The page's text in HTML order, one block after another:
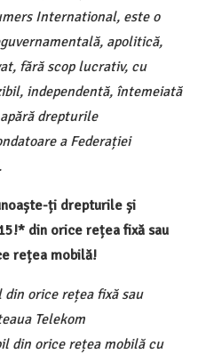
International, este o
apolitică,
fără scop lucrativ, cu
independentă, întemeiată
drepturile
a Federației
ți drepturile și
din orice rețea fixă sau
rețea mobilă!
orice rețea fixă sau
Telekom
din orice rețea mobilă cu